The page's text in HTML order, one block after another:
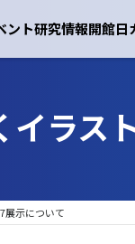
ント研究情報開館日
イラス
展示について